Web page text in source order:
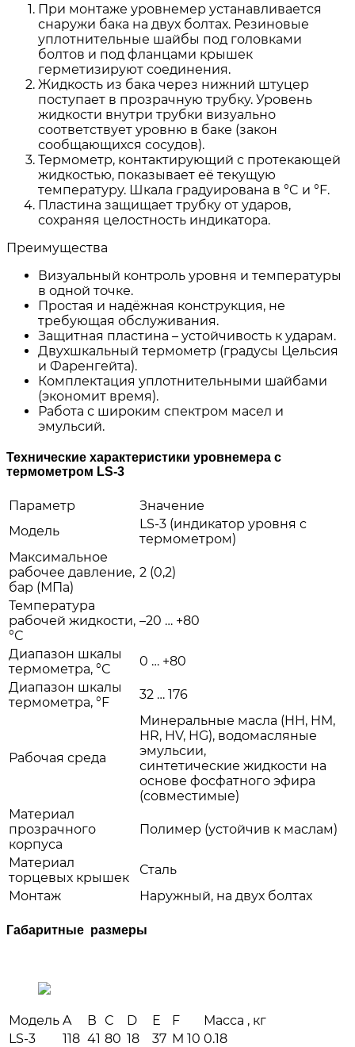
При монтаже уровнемер устанавливается
снаружи бака на двух болтах. Резиновые
уплотнительные шайбы под головками
болтов и под фланцами крышек
герметизируют соединения.
Жидкость из бака через нижний штуцер
поступает в прозрачную трубку. Уровень
жидкости внутри трубки визуально
соответствует уровню в баке (закон
сообщающихся сосудов).
Термометр, контактирующий с протекающей
жидкостью, показывает её текущую
температуру. Шкала градуирована в °C и °F.
Пластина защищает трубку от ударов,
сохраняя целостность индикатора.
Преимущества
Визуальный контроль уровня и температуры
в одной точке.
Простая и надёжная конструкция, не
требующая обслуживания.
Защитная пластина – устойчивость к ударам.
Двухшкальный термометр (градусы Цельсия
и Фаренгейта).
Комплектация уплотнительными шайбами
(экономит время).
Работа с широким спектром масел и
эмульсий.
Технические характеристики уровнемера с
термометром LS-3
Параметр
Значение
Модель
LS-3 (индикатор уровня с
термометром)
Максимальное
рабочее давление,
бар (МПа)
2 (0,2)
Температура
рабочей жидкости,
°С
–20 … +80
Диапазон шкалы
термометра, °С
0 … +80
Диапазон шкалы
термометра, °F
32 … 176
Рабочая среда
Минеральные масла (HH, HM,
HR, HV, HG), водомасляные
эмульсии,
синтетические жидкости на
основе фосфатного эфира
(совместимые)
Материал
прозрачного
корпуса
Полимер (устойчив к маслам)
Материал
торцевых крышек
Сталь
Монтаж
Наружный, на двух болтах
Габаритные размеры
Модель A В С D Е F
Масса , кг
LS-3
118 41 80 18 37 М 10 0.18